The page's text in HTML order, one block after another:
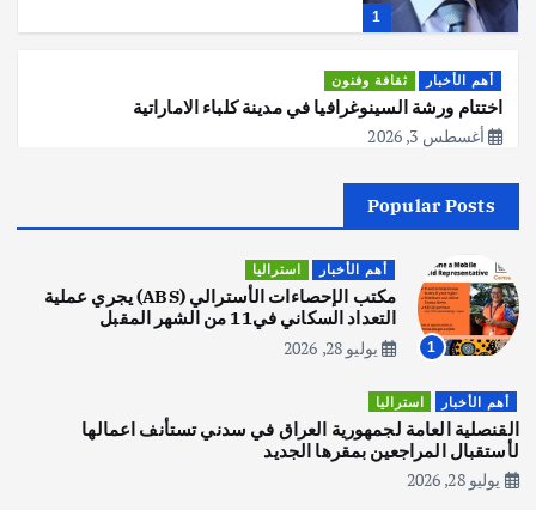
1
أهم الأخبار ثقافة وفنون
اختتام ورشة السينوغرافيا في مدينة كلباء الاماراتية
أغسطس 3, 2026
2
اصبح بطلاً لأستراليا بلعبة كمال الاجسام
يوليو 30, 2026
3
يوليو 30, 2026
Popular Posts
1
أهم الأخبار استراليا
مكتب الإحصاءات الأسترالي (ABS) يجري عملية
التعداد السكاني في11 من الشهر المقبل
يوليو 28, 2026
أهم الأخبار استراليا
القنصلية العامة لجمهورية العراق في سدني تستأنف اعمالها
لأستقبال المراجعين بمقرها الجديد
يوليو 28, 2026